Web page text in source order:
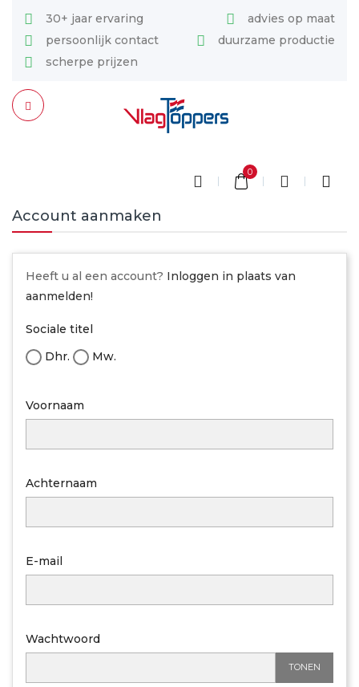
30+ jaar ervaring
advies op maat
persoonlijk contact
duurzame productie
scherpe prijzen
0
Account aanmaken
Heeft u al een account? Inloggen in plaats van
aanmelden!
Sociale titel
Dhr.
Mw.
Voornaam
Achternaam
E-mail
Wachtwoord
TONEN